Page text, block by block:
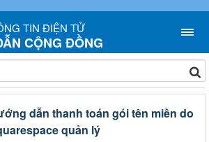
TIN ĐIỆN TỬ
CỘNG ĐỒNG
dẫn thanh toán gói tên miền do
quản lý